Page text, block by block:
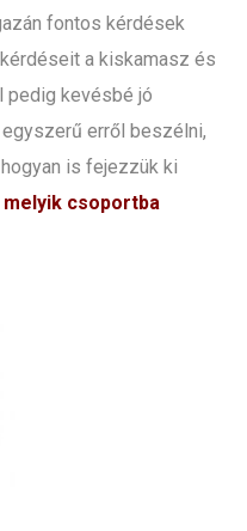
fontos kérdések
a kiskamasz és
pedig kevésbé jó
erről beszélni,
is fejezzük ki
melyik csoportba